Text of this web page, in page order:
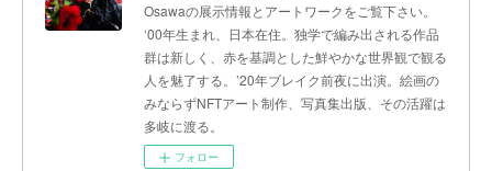
Osawaの展示情報とアートワークをご覧下さい。
‘00年生まれ、日本在住。独学で編み出される作品
群は新しく、赤を基調とした鮮やかな世界観で観る
人を魅了する。’20年ブレイク前夜に出演。絵画の
みならずNFTアート制作、写真集出版、その活躍は
多岐に渡る。
フォロー